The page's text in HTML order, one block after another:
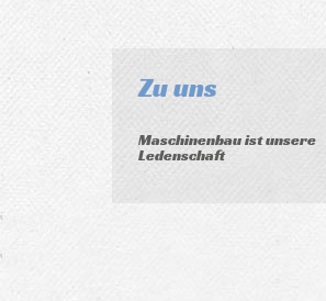
Zu uns
Maschinenbau ist unsere
Ledenschaft